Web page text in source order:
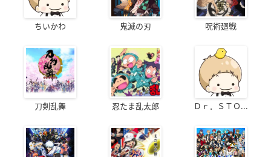
ちいかわ 鬼滅の刃 呪術廻戦
刀剣乱舞 忍たま乱太郎 Ｄｒ．ＳＴＯ...